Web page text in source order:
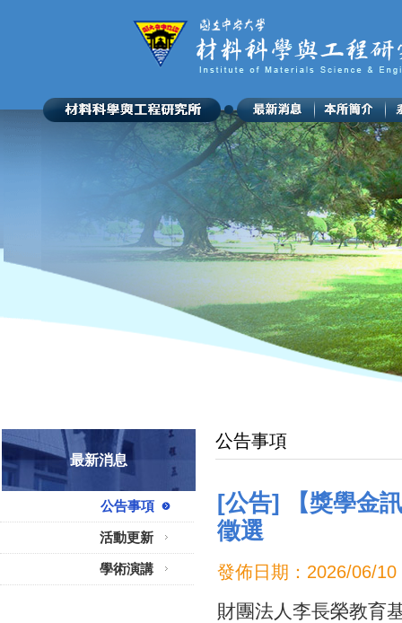
最新消息
公告事項
活動更新
學術演講
公告事項
[公告] 【獎學金
徵選
發佈日期：2026/06/
財團法人李長榮教育